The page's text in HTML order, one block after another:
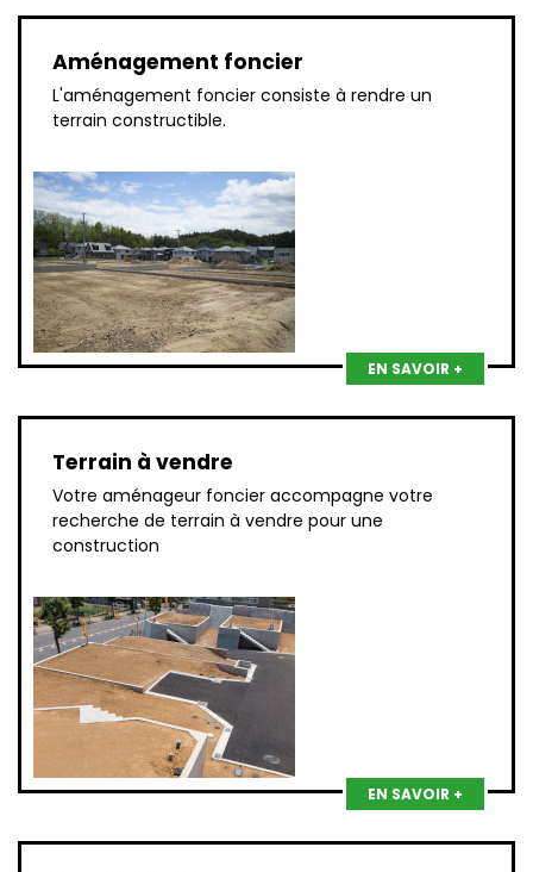
Aménagement foncier
L'aménagement foncier consiste à rendre un
terrain constructible.
EN SAVOIR +
Terrain à vendre
Votre aménageur foncier accompagne votre
recherche de terrain à vendre pour une
construction
EN SAVOIR +